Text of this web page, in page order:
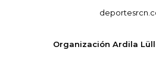
Organización Ardila